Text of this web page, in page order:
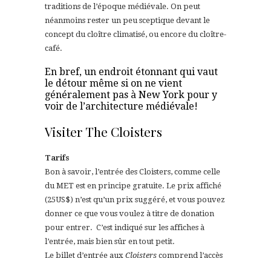
traditions de l’époque médiévale. On peut
néanmoins rester un peu sceptique devant le
concept du cloître climatisé, ou encore du cloître-
café.
En bref, un endroit étonnant qui vaut
le détour même si on ne vient
généralement pas à New York pour y
voir de l’architecture médiévale!
Visiter The Cloisters
Tarifs
Bon à savoir, l’entrée des Cloisters, comme celle
du MET est en principe gratuite. Le prix affiché
(25US$) n’est qu’un prix suggéré, et vous pouvez
donner ce que vous voulez à titre de donation
pour entrer. C’est indiqué sur les affiches à
l’entrée, mais bien sûr en tout petit.
Le billet d’entrée aux Cloisters comprend l’accès